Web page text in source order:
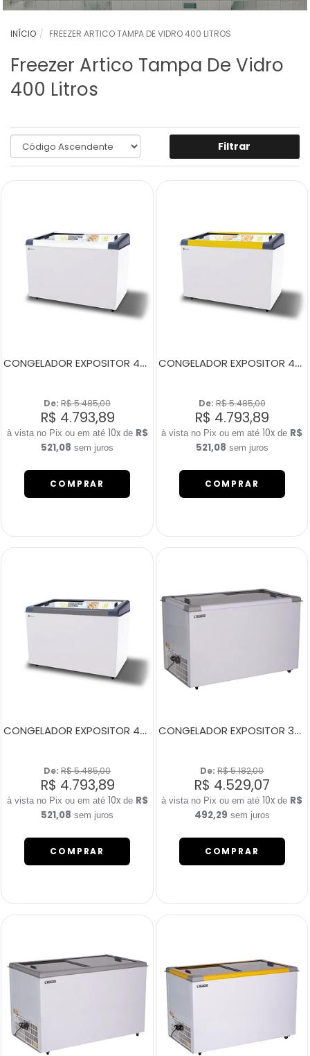
INÍCIO FREEZER ARTICO TAMPA DE VIDRO 400 LITROS
Freezer Artico Tampa De Vidro
400 Litros
Filtrar
CONGELADOR EXPOSITOR 400 LITROS NEW SLIM 350 BIVOLT BRANCO
De: R$ 5.485,00
R$ 4.793,89
10xde R$
521,08 sem juros
COMPRAR
CONGELADOR EXPOSITOR 400 LITROS NEW SLIM 350 BIVOLT AMARELO
De: R$ 5.485,00
R$ 4.793,89
10x de R$
521,08 sem juros
COMPRAR
CONGELADOR EXPOSITOR 400 LITROS NEW SLIM 350 BIVOLT CINZA
De: R$ 5.485,00
R$ 4.793,89
10xde R$
521,08 sem juros
COMPRAR
CONGELADOR EXPOSITOR 380 LITROS ECO 350 BRANCO
De: R$ 5.182,00
R$ 4.529,07
10x de R$
492,29 sem juros
COMPRAR